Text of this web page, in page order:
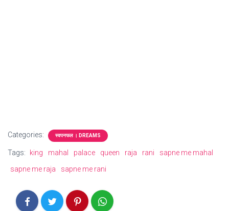
Categories: स्वपनफल । DREAMS
Tags: king mahal palace queen raja rani
sapne me mahal
sapne me raja
sapne me rani